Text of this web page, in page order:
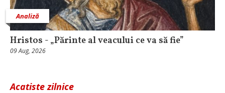
Analiză
Hristos - „Părinte al veacului ce va să fie”
09 Aug, 2026
Acatiste zilnice